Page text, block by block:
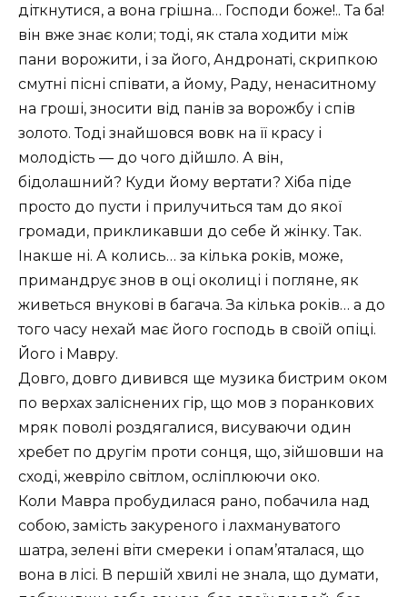
діткнутися, а вона грішна… Господи боже!.. Та ба!
він вже знає коли; тоді, як стала ходити між
пани ворожити, і за його, Андронаті, скрипкою
смутні пісні співати, а йому, Раду, ненаситному
на гроші, зносити від панів за ворожбу і спів
золото. Тоді знайшовся вовк на її красу і
молодість — до чого дійшло. А він,
бідолашний? Куди йому вертати? Хіба піде
просто до пусти і прилучиться там до якої
громади, прикликавши до себе й жінку. Так.
Інакше ні. А колись… за кілька років, може,
примандрує знов в оці околиці і погляне, як
живеться внукові в багача. За кілька років… а до
того часу нехай має його господь в своїй опіці.
Його і Мавру.
Довго, довго дивився ще музика бистрим оком
по верхах заліснених гір, що мов з поранкових
мряк поволі роздягалися, висуваючи один
хребет по другім проти сонця, що, зійшовши на
сході, жевріло світлом, осліплюючи око.
Коли Мавра пробудилася рано, побачила над
собою, замість закуреного і лахмануватого
шатра, зелені віти смереки і опам’яталася, що
вона в лісі. В першій хвилі не знала, що думати,